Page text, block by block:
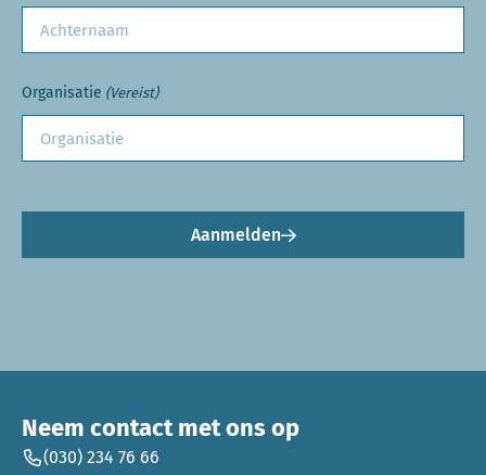
Organisatie (Vereist)
Aanmelden
Neem contact met ons op
(030) 234 76 66